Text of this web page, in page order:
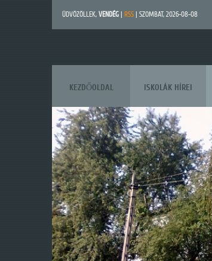
ÜDVÖZÖLLEK, VENDÉG RSS | SZOMBAT, 2026-08-08
KEZDŐOLDAL ISKOLÁK HÍREI